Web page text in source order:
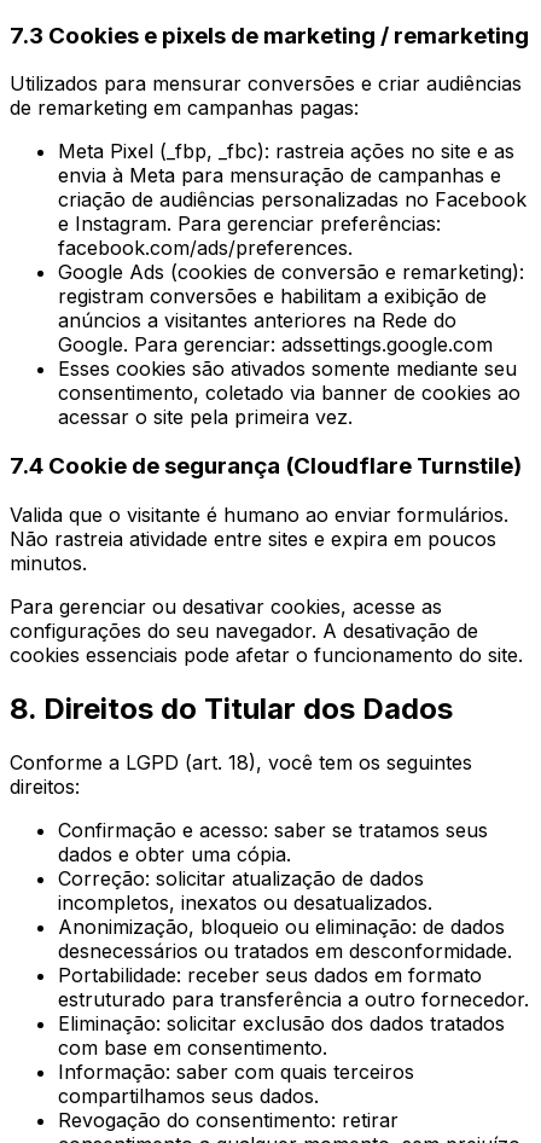
7.3 Cookies e pixels de marketing / remarketing
Utilizados para mensurar conversões e criar audiências
de remarketing em campanhas pagas:
Meta Pixel (_fbp, _fbc): rastreia ações no site e as
envia à Meta para mensuração de campanhas e
criação de audiências personalizadas no Facebook
e Instagram. Para gerenciar preferências:
facebook.com/ads/preferences.
Google Ads (cookies de conversão e remarketing):
registram conversões e habilitam a exibição de
anúncios a visitantes anteriores na Rede do
Google. Para gerenciar: adssettings.google.com
Esses cookies são ativados somente mediante seu
consentimento, coletado via banner de cookies ao
acessar o site pela primeira vez.
7.4 Cookie de segurança (Cloudflare Turnstile)
Valida que o visitante é humano ao enviar formulários.
Não rastreia atividade entre sites e expira em poucos
minutos.
Para gerenciar ou desativar cookies, acesse as
configurações do seu navegador. A desativação de
cookies essenciais pode afetar o funcionamento do site.
8. Direitos do Titular dos Dados
Conforme a LGPD (art. 18), você tem os seguintes
direitos:
Confirmação e acesso: saber se tratamos seus
dados e obter uma cópia.
Correção: solicitar atualização de dados
incompletos, inexatos ou desatualizados.
Anonimização, bloqueio ou eliminação: de dados
desnecessários ou tratados em desconformidade.
Portabilidade: receber seus dados em formato
estruturado para transferência a outro fornecedor.
Eliminação: solicitar exclusão dos dados tratados
com base em consentimento.
Informação: saber com quais terceiros
compartilhamos seus dados.
Revogação do consentimento: retirar